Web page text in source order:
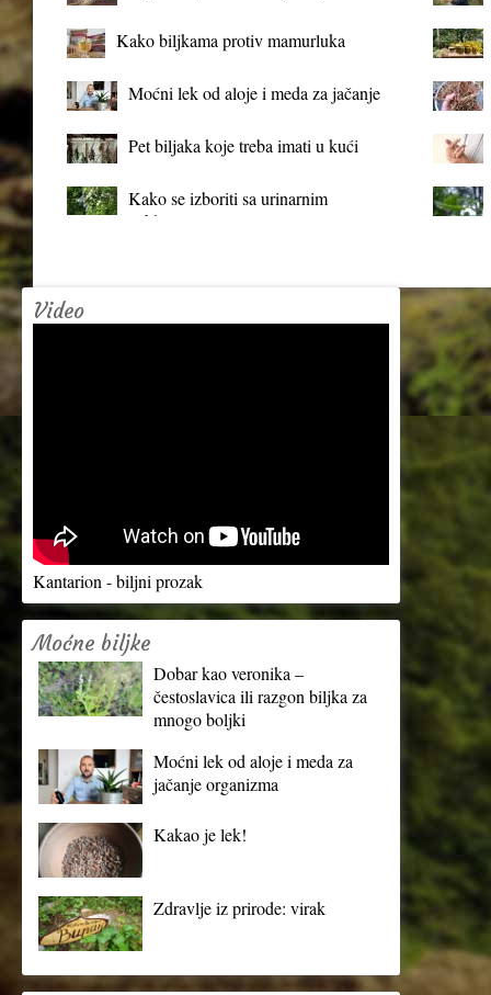
Kako biljkama protiv mamurluka
Moćni lek od aloje i meda za jačanje
Pet biljaka koje treba imati u kući
Kako se izboriti sa urinarnim
infekcijama?
Video
Kantarion - biljni prozak
Moćne biljke
Dobar kao veronika –
čestoslavica ili razgon biljka za
mnogo boljki
Moćni lek od aloje i meda za
jačanje organizma
Kakao je lek!
Zdravlje iz prirode: virak